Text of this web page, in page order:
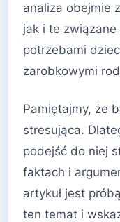
analiza obejmie
jak i te
potrzebami
zarobkowymi
Pamiętajmy, że
stresująca.
podejść do niej
faktach i
artykuł jest
ten temat i